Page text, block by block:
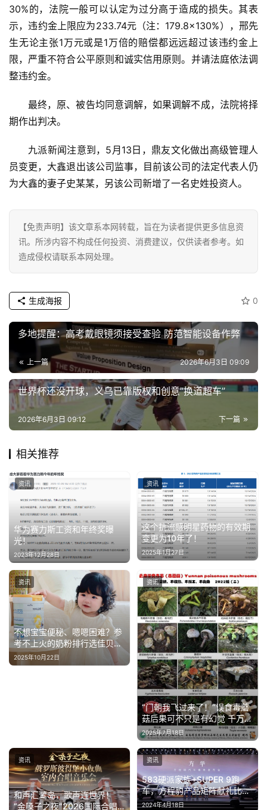
新
能
源
30%的，法院一般可以认定为过分高于造成的损失。其表
示，违约金上限应为233.74元（注：179.8×130%），邢先
生无论主张1万元或是1万倍的赔偿都远远超过该违约金上
限，严重不符合公平原则和诚实信用原则。并请法庭依法调
整违约金。
最终，原、被告均同意调解，如果调解不成，法院将择
期作出判决。
九派新闻注意到，5月13日，鼎友文化做出高级管理人
员变更，大鑫退出该公司监事，目前该公司的法定代表人仍
为大鑫的妻子史某某，另该公司新增了一名史姓投资人。
【免责声明】该文章系本网转载，旨在为读者提供更多信息资
讯。所涉内容不构成任何投资、消费建议，仅供读者参考。如
造成侵权请联系本网处理。
0
生成海报
多地提醒：高考戴眼镜须接受查验 防范智能设备作弊
上一篇 2026年6月3日 09:09
世界杯还没开球，义乌已靠版权和创意”换道超车”
下一篇
2026年6月3日 09:12
相关推荐
华为赛力斯工资和年终奖曝
光！
2023年12月28日
资讯
这个抗流感明星药物的有效期
变更为10年了！
2025年1月27日
资讯
不想宝宝便秘、嗯嗯困难？参
考不上火的奶粉排行选佳贝艾
特悦白准没错
2025年10月22日
资讯
“门朝我飞过来了！”误食毒蘑
菇后果可不只是有幻觉 千万别
大意
2025年7月18日
资讯
和声汇鹭岛，歌声连世界！
“金嗓子之夜”2026国际合唱
资讯
583硬派家族+SUPER 9跑
车，方程豹产品矩阵献礼比亚
迪30周年
2024年4月18日
资讯